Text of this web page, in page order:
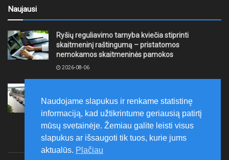
Naujausi
Ryšių reguliavimo tarnyba kviečia stiprinti
skaitmeninį raštingumą – pristatomos
nemokamos skaitmeninės pamokos
2026-08-06
Klaipėdoje juda į priekį
2026-08-06
Naudojame slapukus ir renkame statistinę
informaciją, kad užtikrintume geriausią patirtį
mūsų svetainėje. Žemiau galite leisti visus
slapukus ar išsaugoti tik tuos, kurie jums
aktualūs. Plačiau